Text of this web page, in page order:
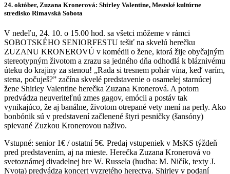
24. október, Zuzana Kronerová: Shirley Valentine, Mestské kultúrne
stredisko Rimavská Sobota
V nedeľu, 24. 10. o 15.00 hod. sa všetci môžeme v rámci
SOBOTSKÉHO SENIORFESTU tešiť na skvelú herečku
ZUZANU KRONEROVÚ v komédii o žene, ktorá žije obyčajným
stereotypným životom a zrazu sa jedného dňa odhodlá k bláznivému
úteku do krajiny za stenou! „Rada si tresnem pohár vína, keď varím,
stena, počuješ?” začína skvelé predstavenie o osamelej starnúcej
žene Shirley Valentine herečka Zuzana Kronerová. A potom
predvádza neuveriteľnú zmes gagov, emócii a postáv tak
vynikajúco, že aj banálne, životom otrepané vety mení na perly. Ako
bonbónik sú v predstavení začlenené štyri pesničky (šansóny)
spievané Zuzkou Kronerovou naživo.
Vstupné: senior 1€ / ostatní 5€. Predaj vstupeniek v MsKS týždeň
pred predstavením, aj na mieste. Herečka Zuzana Kronerová vo
svetoznámej divadelnej hre W. Russela (hudba: M. Ničík, texty J.
Nvota) predvádza koncert vyzretého herectva. Shirley v podaní